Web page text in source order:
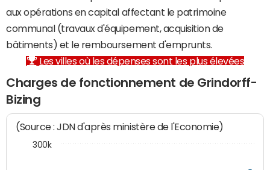
aux opérations en capital affectant le patrimoine
communal (travaux d'équipement, acquisition de
bâtiments) et le remboursement d'emprunts.
Les villes où les dépenses sont les plus élevées
Charges de fonctionnement de Grindorff-
Bizing
(Source : JDN d'après ministère de l'Economie)
300k